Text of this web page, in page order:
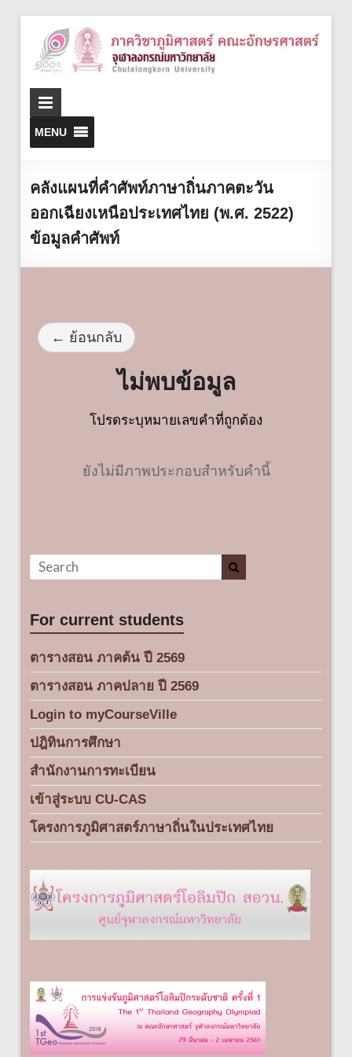
MENU
คลังแผนที่คำศัพท์ภาษาถิ่นภาคตะวัน
ออกเฉียงเหนือประเทศไทย (พ.ศ. 2522)
ข้อมูลคำศัพท์
← ย้อนกลับ
ไม่พบข้อมูล
โปรดระบุหมายเลขคำที่ถูกต้อง
ยังไม่มีภาพประกอบสำหรับคำนี้
For current students
ตารางสอน ภาคต้น ปี 2569
ตารางสอน ภาคปลาย ปี 2569
Login to myCourseVille
ปฎิทินการศึกษา
สำนักงานการทะเบียน
เข้าสู่ระบบ CU-CAS
โครงการภูมิศาสตร์ภาษาถิ่นในประเทศไทย